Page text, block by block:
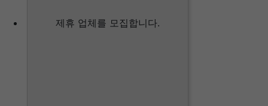
제휴 업체를 모집합니다.